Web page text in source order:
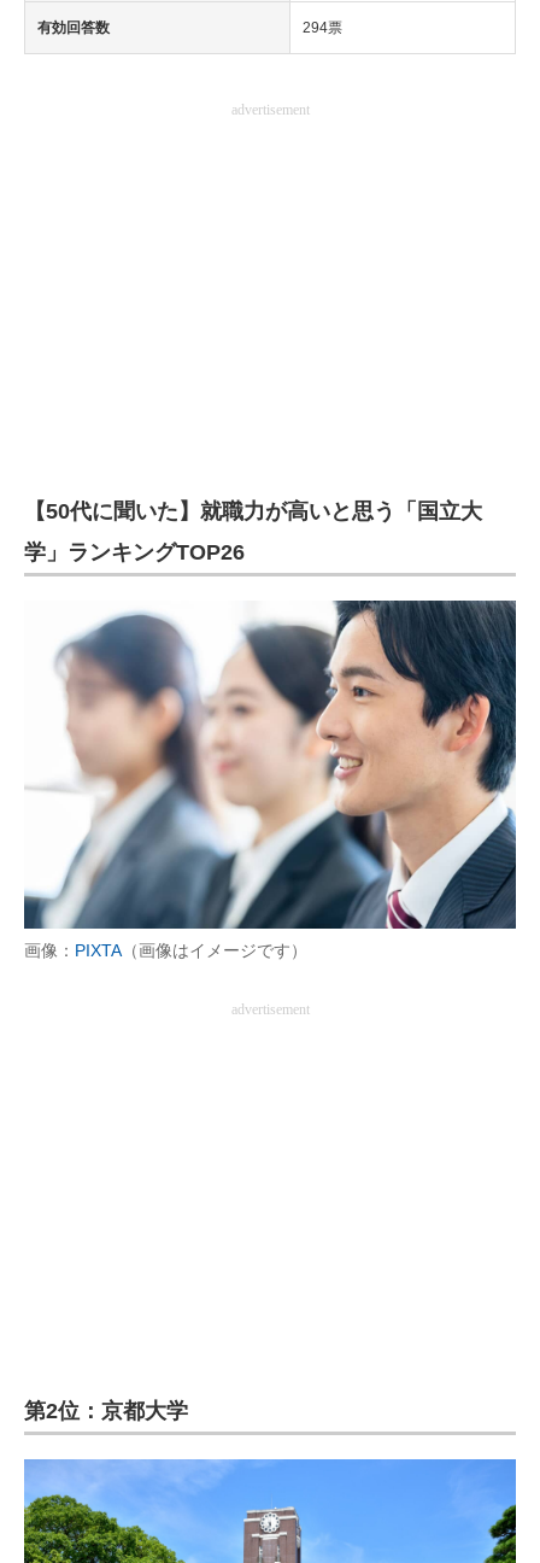
有効回答数 294票
advertisement
【50代に聞いた】就職力が高いと思う「国立大
学」ランキングTOP26
画像： PIXTA（画像はイメージです）
advertisement
第2位：京都大学